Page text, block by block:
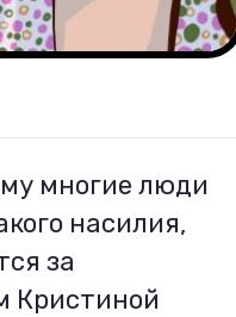
многие люди
насилия,
за
Кристиной